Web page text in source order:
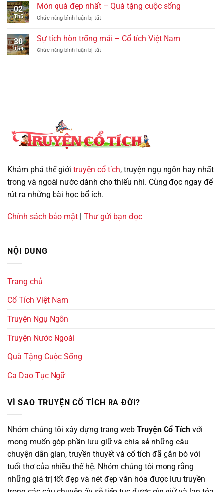
Truyện
ngôn
Ở
Nhà
Đức
–
02
Th5
Món quà đẹp nhất – Quà tặng cuộc sống
Chức năng bình luận bị tắtở
quà
đẹp
nhất
30
Th4
Sự tích hòn trống mái – Cổ tích Việt Nam
Chức năng bình luận bị tắtở
Nam
Khám phá thế giới truyện cổ tích, truyện ngụ ngôn hay nhất
trong và ngoài nước dành cho thiếu nhi. Cùng đọc ngay để
rút ra những bài học bổ ích.
Chính sách bảo mật Thư gửi bạn đọc
NỘI DUNG
Trang chủ
Cổ Tích Việt Nam
Truyện Ngụ Ngôn
Truyện Nước Ngoài
Quà Tặng Cuộc Sống
Ca Dao Tục Ngữ
VÌ SAO TRUYỆN CỔ TÍCH RA ĐỜI?
Nhóm chúng tôi xây dựng trang web Truyện Cổ Tích với
mong muốn góp phần lưu giữ và chia sẻ những câu
chuyện dân gian, truyền thuyết và cổ tích đã gắn bó với
tuổi thơ của nhiều thế hệ. Nhóm chúng tôi mong rằng
những giá trị tốt đẹp và nét đẹp văn hóa được lưu truyền